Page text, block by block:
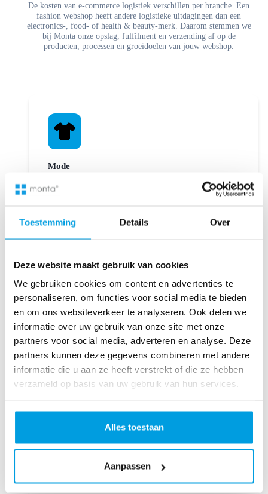
Toestemming Details Over
Deze website maakt gebruik van cookies
We gebruiken cookies om content en advertenties te
personaliseren, om functies voor social media te bieden
en om ons websiteverkeer te analyseren. Ook delen we
informatie over uw gebruik van onze site met onze
partners voor social media, adverteren en analyse. Deze
partners kunnen deze gegevens combineren met andere
informatie die u aan ze heeft verstrekt of die ze hebben
verzameld op basis van uw gebruik van hun services.
Alles toestaan
Aanpassen
De kosten van e-commerce logistiek verschillen per branche. Een
fashion webshop heeft andere logistieke uitdagingen dan een
electronics-, food- of health & beauty-merk. Daarom stemmen we
bij Monta onze opslag, fulfilment en verzending af op de
producten, processen en groeidoelen van jouw webshop.
Mode
Sorge für einen hohen Umschlag deiner Kollektionen
Weitere Informationen →
Nahrungsmittelprodukte
Vorratswaren unter optimalen Bedingungen gelagert und
Weitere Informationen →